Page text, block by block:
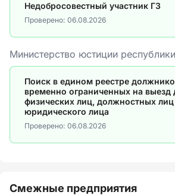
Недобросовестный участник ГЗ
Проверено: 06.08.2026
Министерство юстиции
Поиск в едином реестре
временно ограниченных на выезд
физических лиц, должностных лиц
юридического лица
Проверено: 06.08.2026
Смежные предприятия